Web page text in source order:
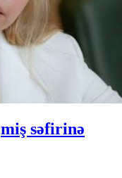
səfirinə